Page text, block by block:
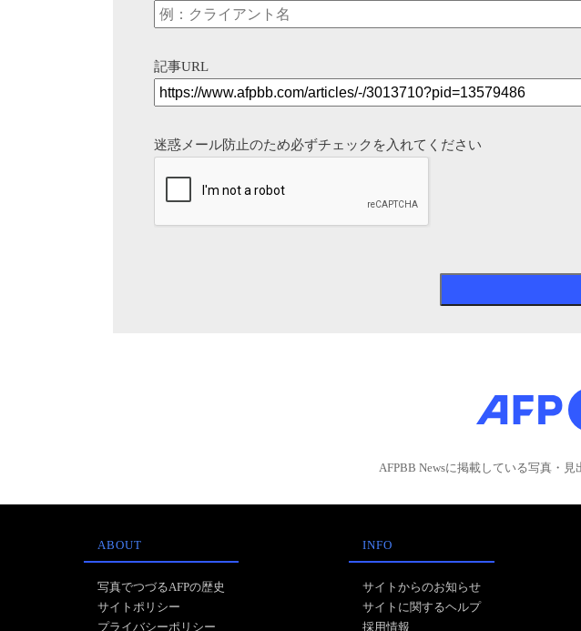
記事URL
迷惑メール防止のため必ずチェックを入れてください
AFPBB Newsに掲載している写真・
ABOUT
写真でつづるAFPの歴史
サイトポリシー
プライバシーポリシー
INFO
サイトからのお知らせ
サイトに関するヘルプ
採用情報